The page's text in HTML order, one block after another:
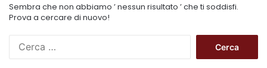
Sembra che non abbiamo ’ nessun risultato ’ che ti soddisfi.
Prova a cercare di nuovo!